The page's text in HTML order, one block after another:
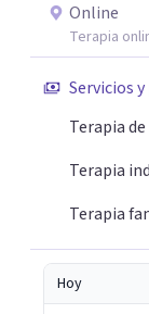
Online
Terapia
Servicios
Terapia
Terapia
Terapia
Hoy